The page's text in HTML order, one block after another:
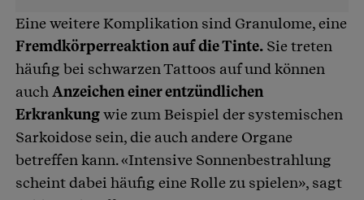
Eine weitere Komplikation sind Granulome, eine
Fremdkörperreaktion auf die Tinte. Sie treten
häufig bei schwarzen Tattoos auf und können
auchAnzeichen einer entzündlichen
Erkrankungwie zum Beispiel der systemischen
Sarkoidose sein, die auch andere Organe
betreffen kann. «Intensive Sonnenbestrahlung
scheint dabei häufig eine Rolle zu spielen», sagt